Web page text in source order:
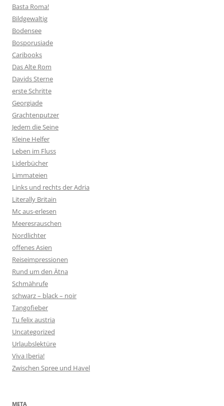
Basta Roma!
Bildgewaltig
Bodensee
Bosporusiade
Caribooks
Das Alte Rom
Davids Sterne
erste Schritte
Georgiade
Grachtenputzer
Jedem die Seine
Kleine Helfer
Leben im Fluss
Liderbücher
Limmateien
Links und rechts der Adria
Literally Britain
Mc aus-erlesen
Meeresrauschen
Nordlichter
offenes Asien
Reiseimpressionen
Rund um den Ätna
Schmährufe
schwarz – black – noir
Tangofieber
Tu felix austria
Uncategorized
Urlaubslektüre
Viva Iberia!
Zwischen Spree und Havel
META